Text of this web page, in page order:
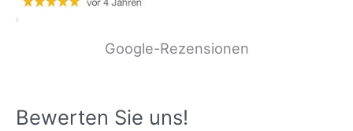
Google-Rezensionen
Bewerten Sie uns!